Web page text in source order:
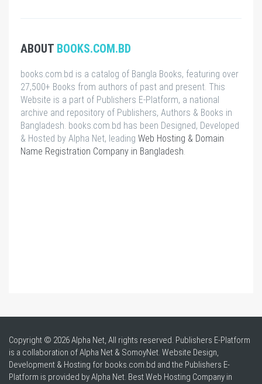
ABOUT BOOKS.COM.BD
books.com.bd is a catalog of Bangla Books, featuring over
27,500+ Books from authors of past and present. This
Website is a part of Publishers E-Platform, a national
archive and repository of Publishers, Authors & Books in
Bangladesh. books.com.bd has been Designed, Developed
& Hosted by Alpha Net, leading Web Hosting & Domain
Name Registration Company in Bangladesh
Copyright © 2026 Alpha Net, All rights reserved. Publishers E-Platform
is a collaboration of Alpha Net & SomoyNet. Website Design,
Development & Hosting for books.com.bd and the Publishers E-
Platform is provided by Alpha Net. BestWeb Hosting Company in